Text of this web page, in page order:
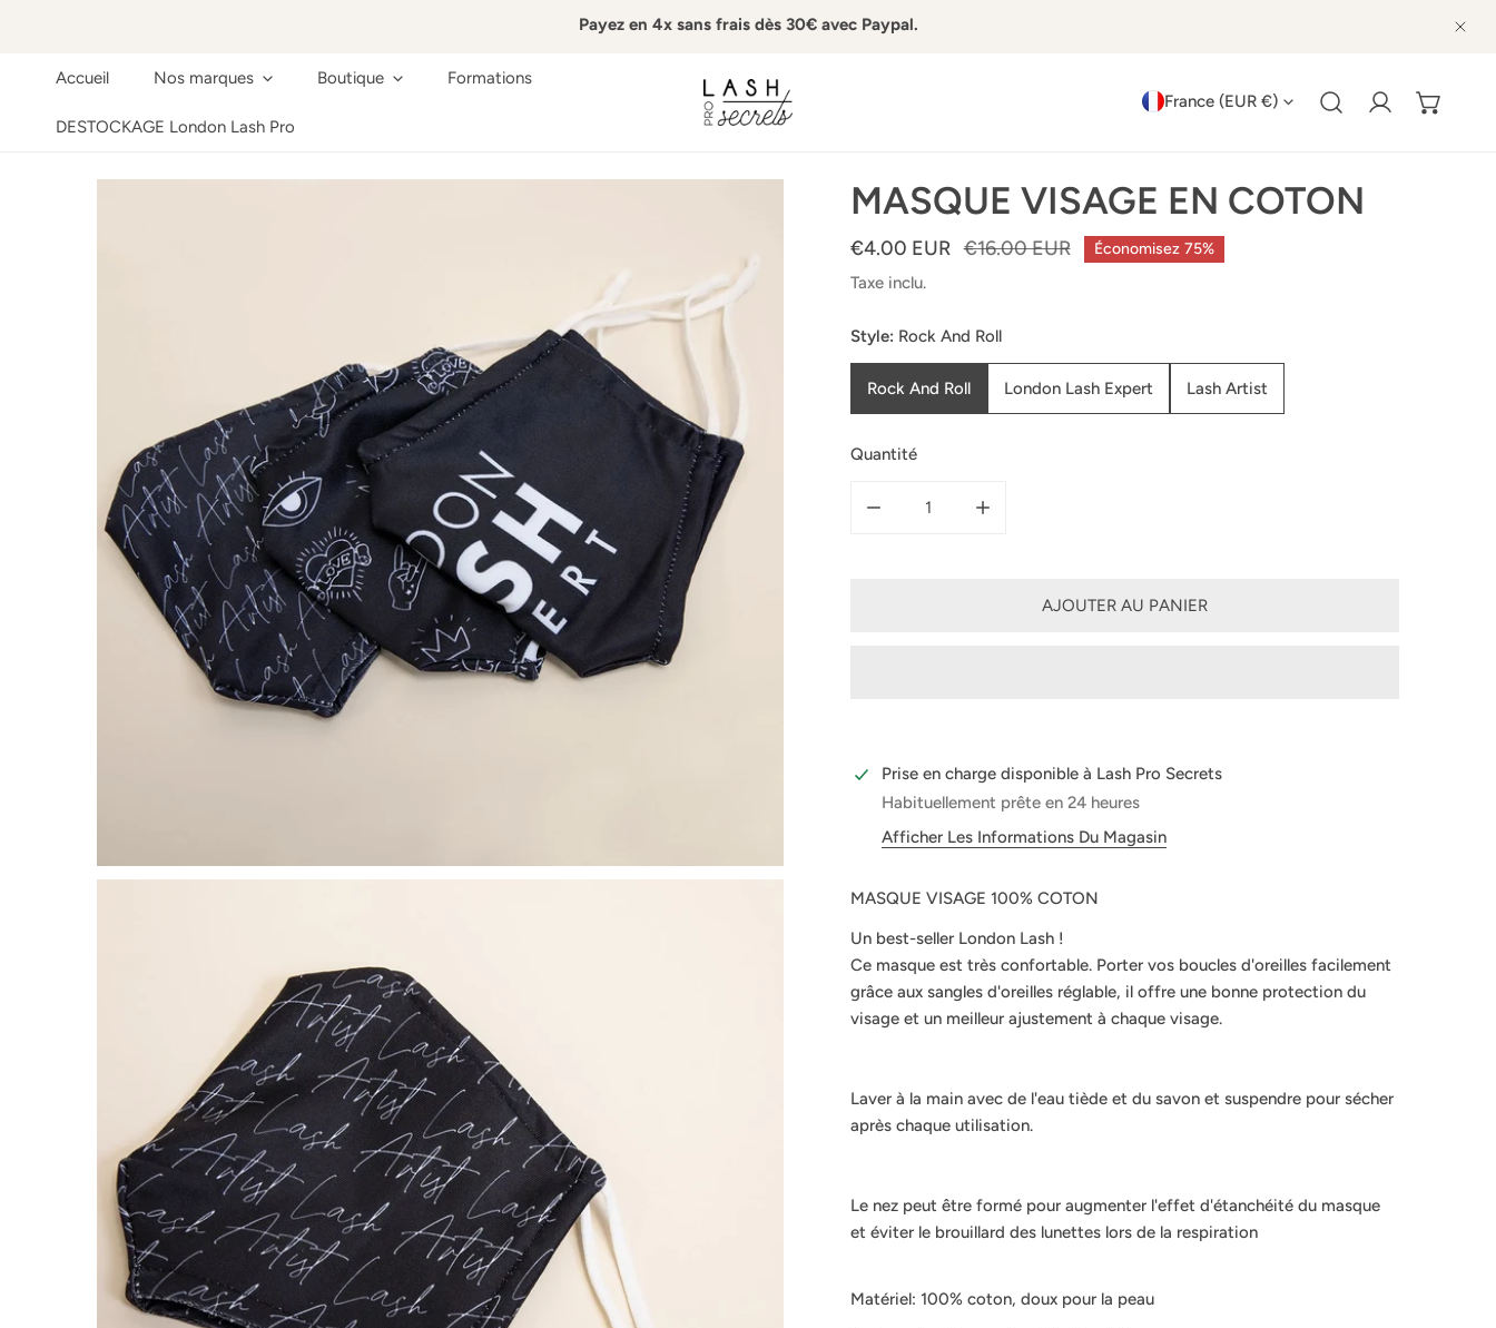
Payez en 4x sans frais dès 30€ avec Paypal.
Accueil
Nos marques Boutique Formations
DESTOCKAGE London Lash Pro PAYS/RÉGION
France (EUR €)
Connexion
OUVRIR LE MÉDIA DANS LA VUE GALERIE
MASQUE VISAGE EN COTON
Prix
de
€4.00 EUR
Prix
habituel
€16.00 EUR Économisez 75%
Taxe inclu.
Style: Rock And Roll
Rock And Roll London Lash Expert Lash Artist
Quantité
AJOUTER AU PANIER
Prise en charge disponible à Lash Pro Secrets
Habituellement prête en 24 heures
Afficher Les Informations Du Magasin
MASQUE VISAGE 100% COTON
Un best-seller London Lash !
Ce masque est très confortable. Porter vos boucles d'oreilles facilement
grâce aux sangles d'oreilles réglable, il offre une bonne protection du
visage et un meilleur ajustement à chaque visage.
Laver à la main avec de l'eau tiède et du savon et suspendre pour sécher
après chaque utilisation.
Le nez peut être formé pour augmenter l'effet d'étanchéité du masque
et éviter le brouillard des lunettes lors de la respiration
Matériel: 100% coton, doux pour la peau